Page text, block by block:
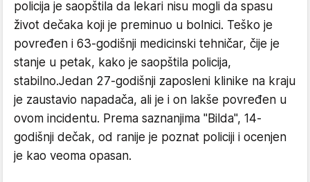
policija je saopštila da lekari nisu mogli da spasu
život dečaka koji je preminuo u bolnici. Teško je
povređen i 63-godišnji medicinski tehničar, čije je
stanje u petak, kako je saopštila policija,
stabilno.Jedan 27-godišnji zaposleni klinike na kraju
je zaustavio napadača, ali je i on lakše povređen u
ovom incidentu. Prema saznanjima "Bilda", 14-
godišnji dečak, od ranije je poznat policiji i ocenjen
je kao veoma opasan.